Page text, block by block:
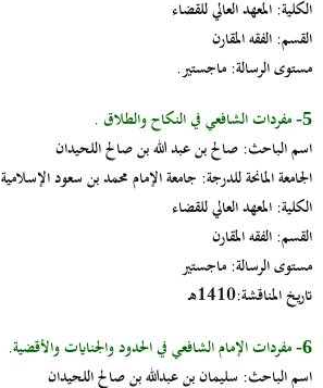
الكلية:المعهد العالي للقضاء
القسم:الفقه المقارن
مستوى الرسالة:ماجستير.
5- مفردات الشافعي في النكاح والطلاق .
اسم الباحث:صالح بن عبد الله بن صالح اللحيدان
الجامعة المانحة للدرجة: جامعة الإمام محمد بن سعود الإسلامية
الكلية:المعهد العالي للقضاء
القسم:الفقه المقارن
مستوى الرسالة:ماجستير
تاريخ المناقشة:1410هـ
6- مفردات الإمام الشافعي في الحدود والجنايات والأقضية.
اسم الباحث:سليمان بن عبدالله بن صالح اللحيدان